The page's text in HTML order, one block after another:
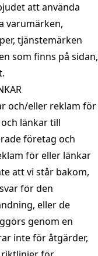
att använda
varumärken,
tjänstemärken
som finns på sidan,
och/eller reklam för
länkar till
företag och
för eller länkar
att vi står bakom,
för den
eller de
genom en
inte för åtgärder,